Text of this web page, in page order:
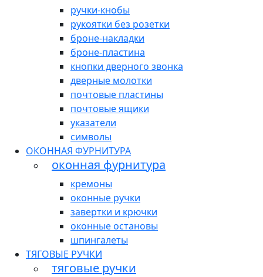
ручки-кнобы
рукоятки без розетки
броне-накладки
броне-пластина
кнопки дверного звонка
дверные молотки
почтовые пластины
почтовые ящики
указатели
символы
ОКОННАЯ ФУРНИТУРА
оконная фурнитура
кремоны
оконные ручки
завертки и крючки
оконные остановы
шпингалеты
ТЯГОВЫЕ РУЧКИ
тяговые ручки